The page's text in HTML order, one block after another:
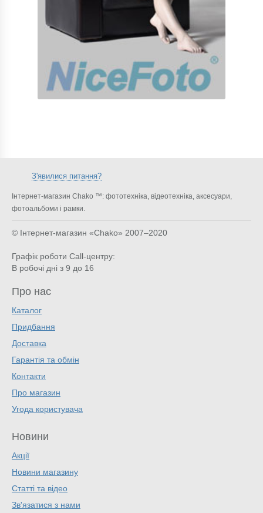
З'явилися питання?
Інтернет-магазин Chako ™: фототехніка, відеотехніка, аксесуари,
фотоальбоми і рамки.
© Інтернет-магазин «Chako» 2007–2020
Графік роботи Call-центру:
В робочі дні з 9 до 16
Про нас
Каталог
Придбання
Доставка
Гарантія та обмін
Контакти
Про магазин
Угода користувача
Новини
Акції
Новини магазину
Статті та відео
Зв'язатися з нами